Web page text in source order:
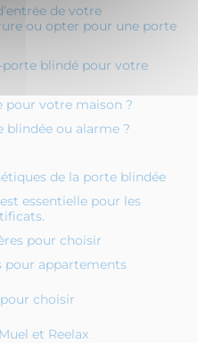
de votre
ou opter pour une porte
blindé pour votre
pour votre maison ?
ou alarme ?
de la porte blindée
essentielle pour les
pour choisir
pour appartements
choisir
et Reelax